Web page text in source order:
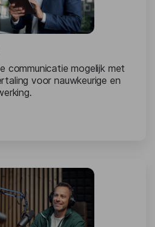
communicatie mogelijk met
voor nauwkeurige en